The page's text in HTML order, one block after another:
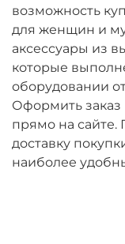
возможность
для женщин и
аксессуары из
которые
оборудовании
Оформить
прямо на сайте.
доставку
наиболее